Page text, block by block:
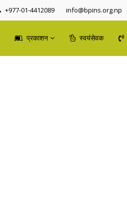
+977-01-4412089 info@bpins.org.np
प्रकाशन स्वयंसेवक